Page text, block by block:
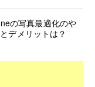
の写真最適化のや
デメリットは？